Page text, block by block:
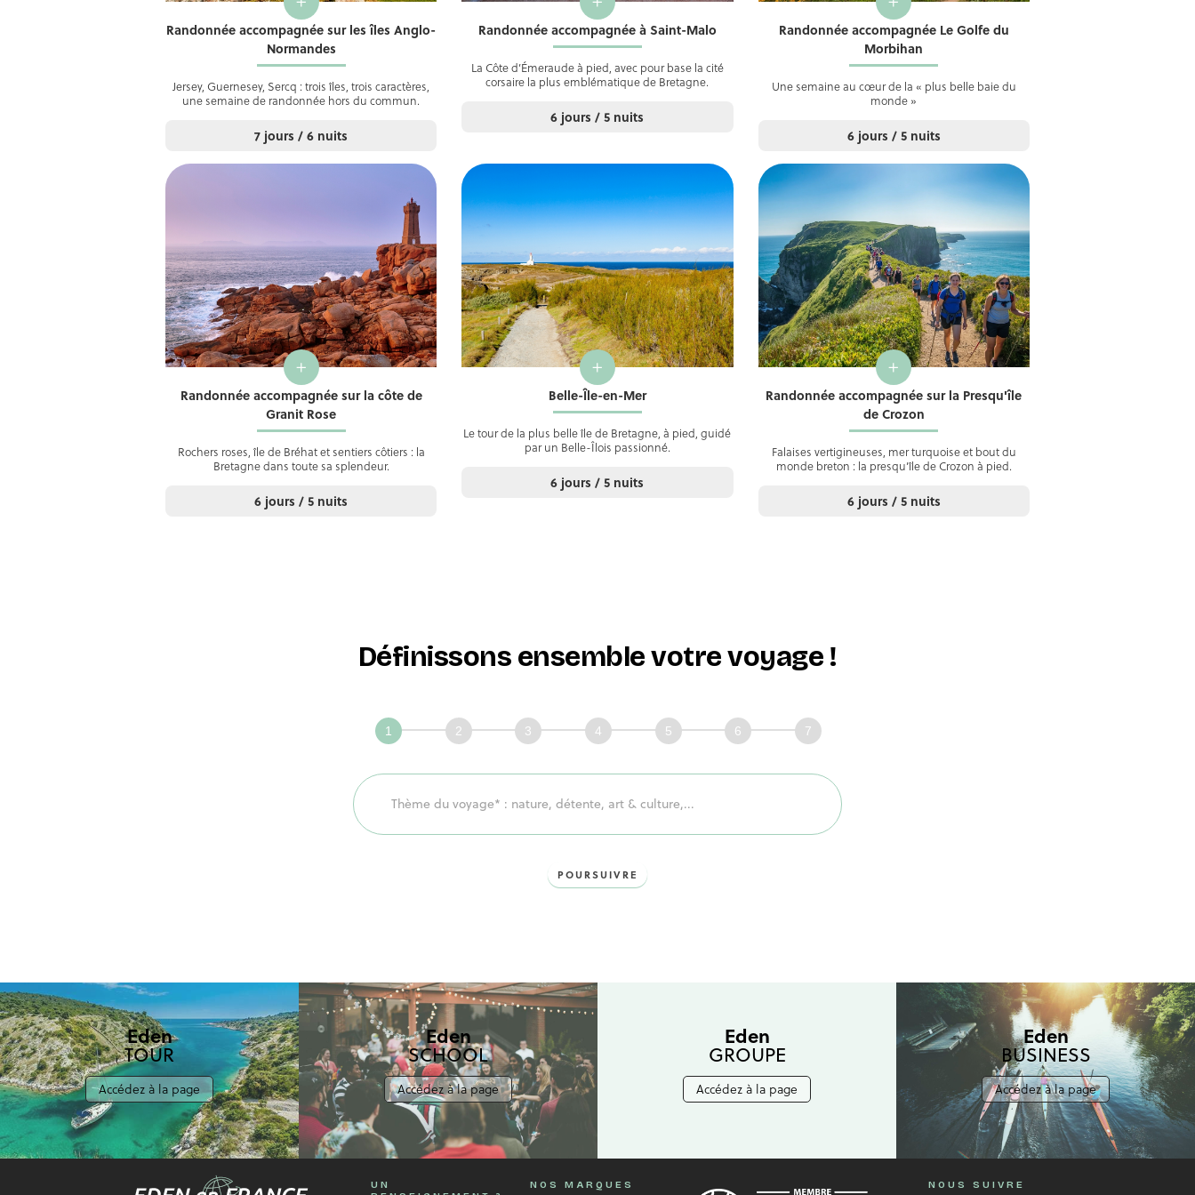
Randonnée accompagnée sur les îles Anglo-
Normandes
Jersey, Guernesey, Sercq : trois îles, trois caractères,
une semaine de randonnée hors du commun.
7 jours / 6 nuits
Randonnée accompagnée à Saint-Malo
La Côte d’Émeraude à pied, avec pour base la cité
corsaire la plus emblématique de Bretagne.
6 jours / 5 nuits
Randonnée accompagnée Le Golfe du
Morbihan
Une semaine au cœur de la « plus belle baie du
monde »
6 jours / 5 nuits
+
Randonnée accompagnée sur la côte de
Granit Rose
Rochers roses, île de Bréhat et sentiers côtiers : la
Bretagne dans toute sa splendeur.
6 jours / 5 nuits
+
Belle-Île-en-Mer
Le tour de la plus belle île de Bretagne, à pied, guidé
par un Belle-Îlois passionné.
6 jours / 5 nuits
+
Randonnée accompagnée sur la Presqu'île
de Crozon
Falaises vertigineuses, mer turquoise et bout du
monde breton : la presqu’île de Crozon à pied.
6 jours / 5 nuits
Définissons ensemble votre voyage !
Définissons
ensemble
votre
voyage!
POURSUIVRE
Eden
TOUR
Accédez à la page
Eden
SCHOOL
Accédez à la page
Eden
GROUPE
Accédez à la page
Eden
BUSINESS
Accédez à la page
UN
NOS MARQUES NOUS SUIVRE